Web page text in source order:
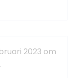
2023 om